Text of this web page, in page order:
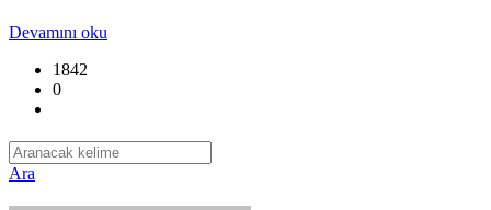
Devamını oku
1842
0
Ara